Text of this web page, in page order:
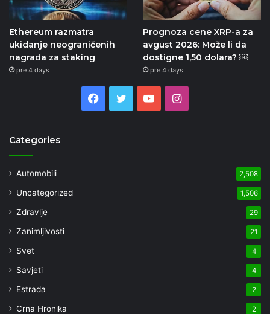
Ethereum razmatra
ukidanje neograničenih
nagrada za staking
pre 4 days
Prognoza cene XRP-a za
avgust 2026: Može li da
dostigne 1,50 dolara? ￼
pre 4 days
Facebook
TwitterYouTubeInstagram
Categories
Automobili 2,508
Uncategorized 1,506
Zdravlje 29
Zanimljivosti 21
Svet 4
Savjeti 4
Estrada 2
Crna Hronika 2